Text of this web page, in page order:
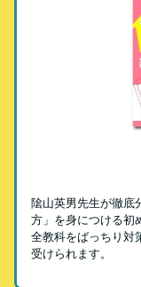
隂山英男先生が徹底
方」を身につける
全教科をばっちり対
受けられます。